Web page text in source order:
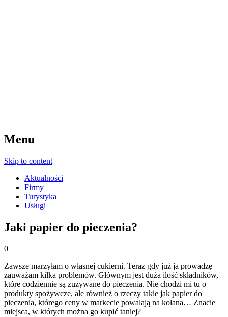
Menu
Skip to content
Aktualności
Firmy
Turystyka
Usługi
Jaki papier do pieczenia?
0
Zawsze marzyłam o własnej cukierni. Teraz gdy już ja prowadzę
zauważam kilka problemów. Głównym jest duża ilość składników,
które codziennie są zużywane do pieczenia. Nie chodzi mi tu o
produkty spożywcze, ale również o rzeczy takie jak papier do
pieczenia, którego ceny w markecie powalają na kolana… Znacie
miejsca, w których można go kupić taniej?